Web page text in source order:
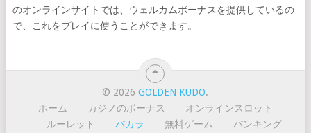
のオンラインサイトでは、ウェルカムボーナスを提供しているの
で、これをプレイに使うことができます。
© 2026GOLDEN KUDO.
ホーム
カジノのボーナス
オンラインスロット
ルーレット
バカラ 無料ゲーム
バンキング